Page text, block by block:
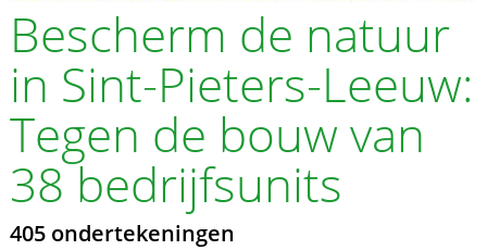
Bescherm de natuur
in Sint-Pieters-Leeuw:
Tegen de bouw van
38 bedrijfsunits
405 ondertekeningen